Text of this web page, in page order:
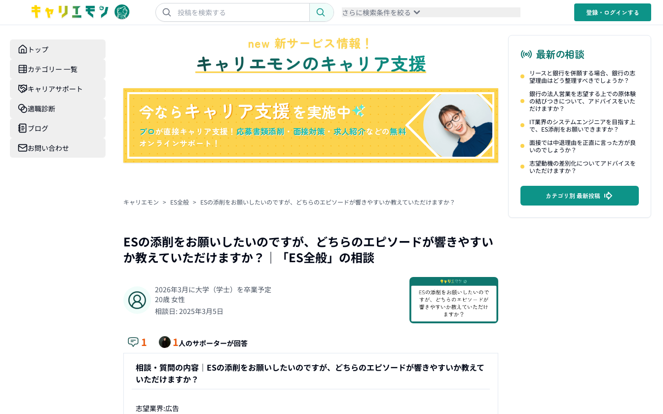
さらに検索条件を絞る 登録・ログインする
トップ
カテゴリー 一覧
キャリアサポート
適職診断
ブログ
お問い合わせ
new 新サービス情報！
キャリエモンのキャリア支援
今ならキャリア支援を実施中
プロが直接キャリア支援！応募書類添削 ・面接対策 ・求人紹介などの無料
オンラインサポート！
キャリエモン > ES全般 > ESの添削をお願いしたいのですが、どちらのエピソードが響きやすいか教えていただけますか？
ESの添削をお願いしたいのですが、どちらのエピソードが響きやすい
か教えていただけますか？ ｜「ES全般」の相談
2026年3月に大学（学士）を卒業予定
20歳女性
相談日: 2025年3月5日
1 1人のサポーターが回答
相談・質問の内容｜ ESの添削をお願いしたいのですが、どちらのエピソードが響きやすいか教えて
いただけますか？
志望業界:広告
最新の相談
リースと銀行を併願する場合、銀行の志
望理由はどう整理すべきでしょうか？
銀行の法人営業を志望する上での原体験
の結びつきについて、アドバイスをいた
だけますか？
IT業界のシステムエンジニアを目指す上
で、ES添削をお願いできますか？
面接では中退理由を正直に言った方が良
いのでしょうか？
志望動機の差別化についてアドバイスを
いただけますか？
カテゴリ別 最新投稿